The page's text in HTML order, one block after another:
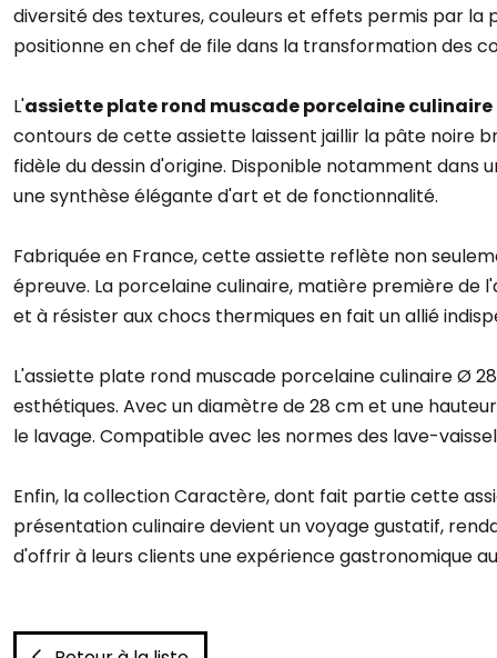
diversité des textures, couleurs et effets permis par
positionne en chef de file dans la transformation des
L'assiette plate rond muscade porcelaine culinaire
contours de cette assiette laissent jaillir la pâte noire
fidèle du dessin d'origine. Disponible notamment
une synthèse élégante d'art et de fonctionnalité.
Fabriquée en France, cette assiette reflète non
épreuve. La porcelaine culinaire, matière première de
et à résister aux chocs thermiques en fait un allié
L'assiette plate rond muscade porcelaine culinaire Ø
esthétiques. Avec un diamètre de 28 cm et une
le lavage. Compatible avec les normes des lave-
Enfin, la collection Caractère, dont fait partie cette
présentation culinaire devient un voyage gustatif,
d'offrir à leurs clients une expérience gastronomique